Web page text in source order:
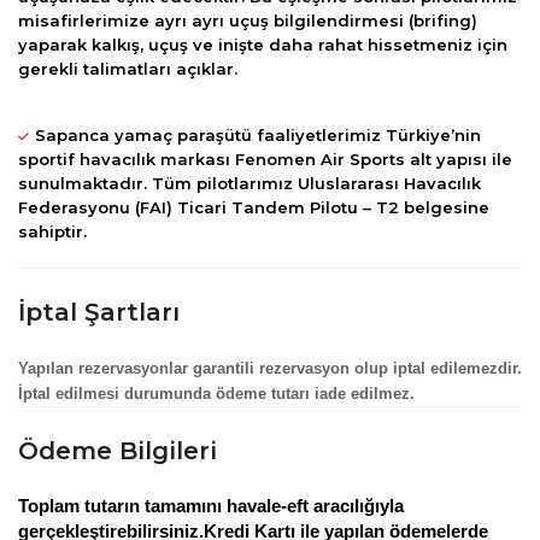
misafirlerimize ayrı ayrı uçuş bilgilendirmesi (brifing)
yaparak kalkış, uçuş ve inişte daha rahat hissetmeniz için
gerekli talimatları açıklar.
Sapanca yamaç paraşütü faaliyetlerimiz Türkiye’nin
sportif havacılık markası Fenomen Air Sports alt yapısı ile
sunulmaktadır. Tüm pilotlarımız Uluslararası Havacılık
Federasyonu (FAI) Ticari Tandem Pilotu – T2 belgesine
sahiptir.
İptal Şartları
Yapılan rezervasyonlar garantili rezervasyon olup iptal edilemezdir.
İptal edilmesi durumunda ödeme tutarı iade edilmez.
Ödeme Bilgileri
Toplam tutarın tamamını havale-eft aracılığıyla
gerçekleştirebilirsiniz.Kredi Kartı ile yapılan ödemelerde